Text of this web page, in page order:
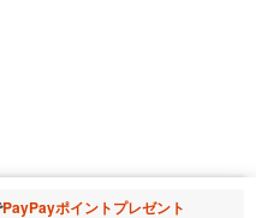
一覧を開く
PayPayポイントプレゼント